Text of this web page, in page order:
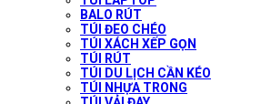
BALO RÚT
TÚI ĐEO CHÉO
TÚI XÁCH XẾP GỌN
TÚI RÚT
TÚI DU LỊCH CẦN KÉO
TÚI NHỰA TRONG